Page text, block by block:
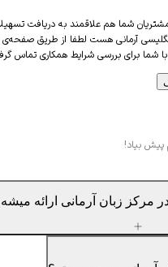
شما هم علاقمند به دریافت تسهیلات
آرمانی هست لطفا از طریق صفحه‌ی
برای بررسی شرایط همکاری تماس گرفته
بیاد!
زبان آرمانی ارائه میشه؟